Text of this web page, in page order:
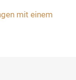
mit einem